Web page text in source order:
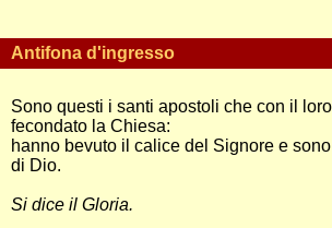
Antifona d'ingresso
Sono questi i santi apostoli che con il
fecondato la Chiesa:
hanno bevuto il calice del Signore e
di Dio.
Si dice il Gloria.